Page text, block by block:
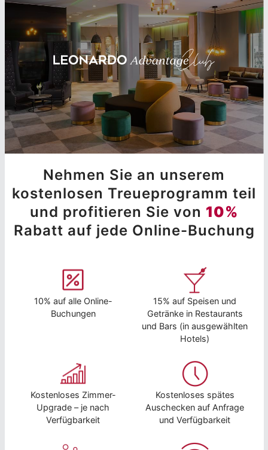
Nehmen Sie an unserem
kostenlosen Treueprogramm teil
und profitieren Sie von 10%
Rabatt auf jede Online-Buchung
10% auf alle Online-
Buchungen
15% auf Speisen und
Getränke in Restaurants
und Bars (in ausgewählten
Hotels)
Kostenloses Zimmer-
Upgrade – je nach
Verfügbarkeit
Kostenloses spätes
Auschecken auf Anfrage
und Verfügbarkeit